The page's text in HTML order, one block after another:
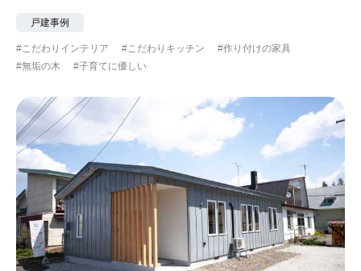
#ふたり暮らし
#スローライフ #自宅で仕事 #ペットと暮らす
#眺望最高 #水辺の住まい #緑がいっぱい
#300万円以下
戸建事例
#こだわりインテリア #こだわりキッチン
#作り付けの家具
#無垢の木
#子育てに優しい